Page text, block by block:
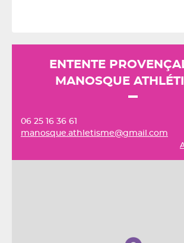
ENTENTE
MANOSQUE
06 25 16 36 61
manosque.athletisme@gmail.com